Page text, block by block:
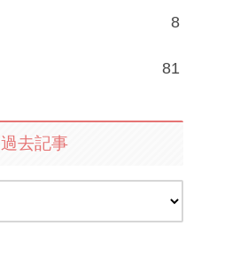
8
81
過去記事